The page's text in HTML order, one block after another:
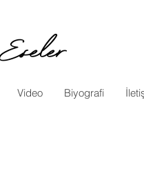
HAZIR GİYİM / MODA
Video Biyografi